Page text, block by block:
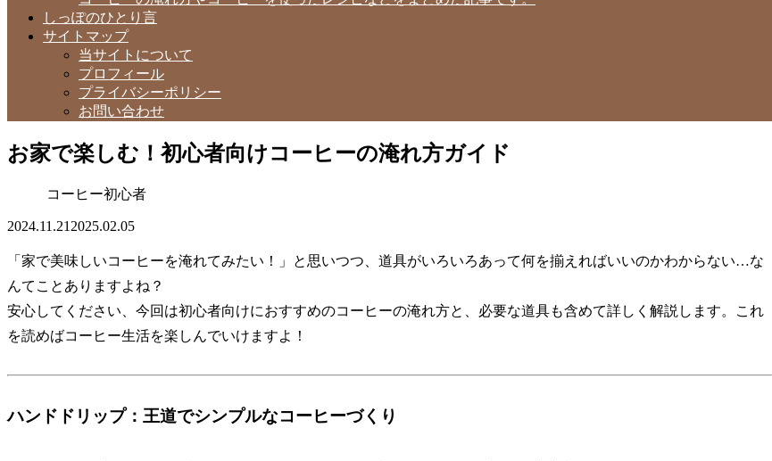
しっぽのひとり言
サイトマップ
当サイトについて
プロフィール
プライバシーポリシー
お問い合わせ
お家で楽しむ！初心者向けコーヒーの淹れ方ガイド
コーヒー初心者
2024.11.21 2025.02.05
「家で美味しいコーヒーを淹れてみたい！」と思いつつ、道具がいろいろあって何を揃えればいいのかわからない…な
んてことありますよね？
安心してください、今回は初心者向けにおすすめのコーヒーの淹れ方と、必要な道具も含めて詳しく解説します。これ
を読めばコーヒー生活を楽しんでいけますよ！
ハンドドリップ：王道でシンプルなコーヒーづくり